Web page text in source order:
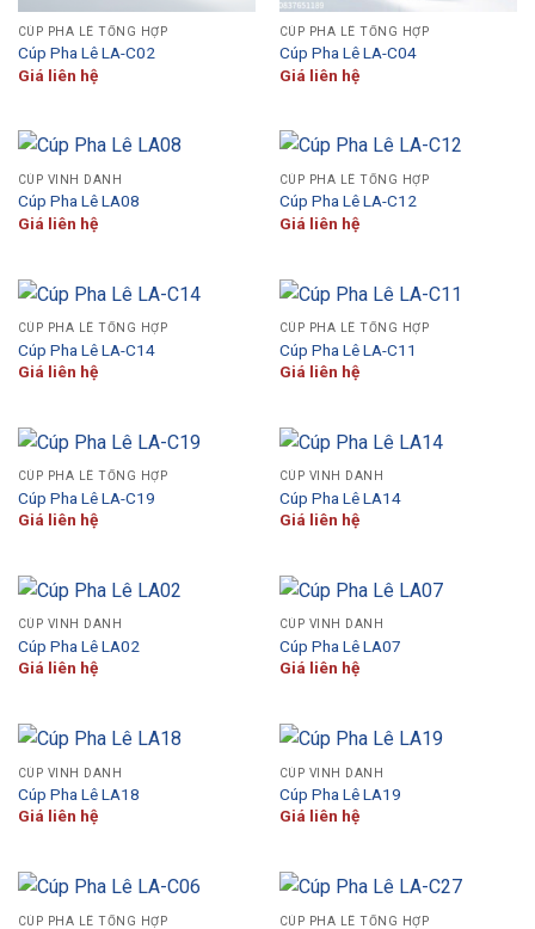
CÚP PHA LÊ TỔNG HỢP
Cúp Pha Lê LA-C02
Giá liên hệ
CÚP PHA LÊ TỔNG HỢP
Cúp Pha Lê LA-C04
Giá liên hệ
CÚP VINH DANH
Cúp Pha Lê LA08
Giá liên hệ
CÚP PHA LÊ TỔNG HỢP
Cúp Pha Lê LA-C12
Giá liên hệ
CÚP PHA LÊ TỔNG HỢP
Cúp Pha Lê LA-C14
Giá liên hệ
CÚP PHA LÊ TỔNG HỢP
Cúp Pha Lê LA-C11
Giá liên hệ
CÚP PHA LÊ TỔNG HỢP
Cúp Pha Lê LA-C19
Giá liên hệ
CÚP VINH DANH
Cúp Pha Lê LA14
Giá liên hệ
CÚP VINH DANH
Cúp Pha Lê LA02
Giá liên hệ
CÚP VINH DANH
Cúp Pha Lê LA07
Giá liên hệ
CÚP VINH DANH
Cúp Pha Lê LA18
Giá liên hệ
CÚP VINH DANH
Cúp Pha Lê LA19
Giá liên hệ
CÚP PHA LÊ TỔNG HỢP CÚP PHA LÊ TỔNG HỢP